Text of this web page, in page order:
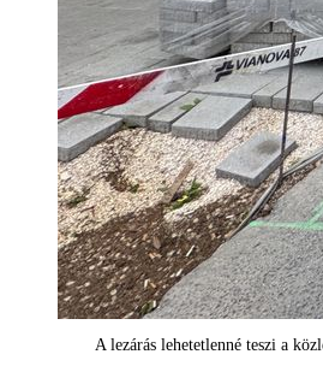
A lezárás lehetetlenné teszi a